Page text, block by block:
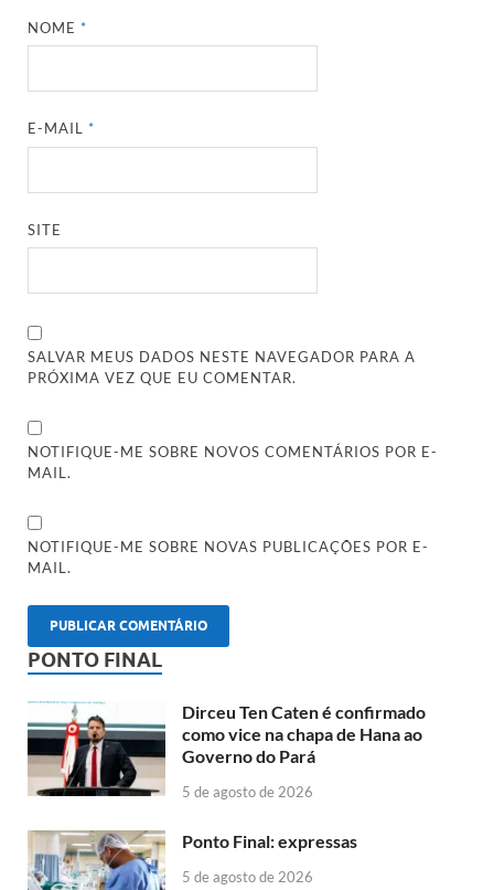
NOME*
E-MAIL*
SITE
SALVAR MEUS DADOS NESTE NAVEGADOR PARA A
PRÓXIMA VEZ QUE EU COMENTAR.
NOTIFIQUE-ME SOBRE NOVOS COMENTÁRIOS POR E-
MAIL.
NOTIFIQUE-ME SOBRE NOVAS PUBLICAÇÕES POR E-
MAIL.
PONTO FINAL
Dirceu Ten Caten é confirmado
como vice na chapa de Hana ao
Governo do Pará
5 de agosto de 2026
Ponto Final: expressas
5 de agosto de 2026